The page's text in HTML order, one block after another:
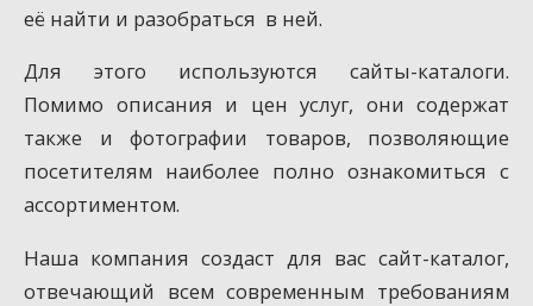
её найти и разобраться в ней.
Для этого используются сайты-каталоги.
Помимо описания и цен услуг, они содержат
также и фотографии товаров, позволяющие
посетителям наиболее полно ознакомиться с
ассортиментом.
Наша компания создаст для вас сайт-каталог,
отвечающий всем современным требованиям